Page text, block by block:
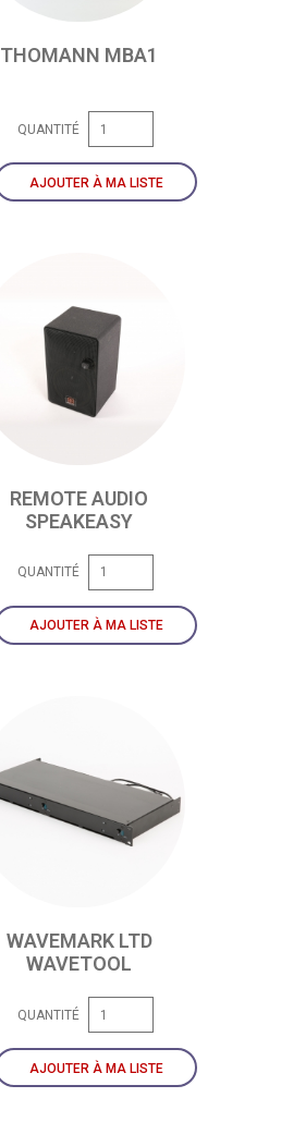
THOMANN MBA1
QUANTITÉ
AJOUTER À MA LISTE
REMOTE AUDIO
SPEAKEASY
QUANTITÉ
AJOUTER À MA LISTE
WAVEMARK LTD
WAVETOOL
QUANTITÉ
AJOUTER À MA LISTE